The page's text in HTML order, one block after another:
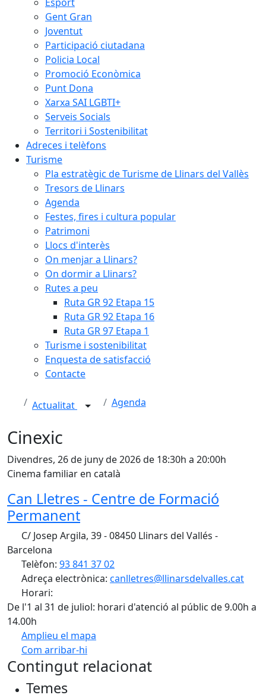
Gent Gran
Joventut
Participació ciutadana
Policia Local
Promoció Econòmica
Punt Dona
Xarxa SAI LGBTI+
Serveis Socials
Territori i Sostenibilitat
Adreces i telèfons
Turisme
Pla estratègic de Turisme de Llinars del Vallès
Tresors de Llinars
Agenda
Festes, fires i cultura popular
Patrimoni
Llocs d'interès
On menjar a Llinars?
On dormir a Llinars?
Rutes a peu
Ruta GR 92 Etapa 15
Ruta GR 92 Etapa 16
Ruta GR 97 Etapa 1
Turisme i sostenibilitat
Enquesta de satisfacció
Contacte
Actualitat Agenda
Cinexic
Divendres, 26 de juny de 2026 de 18:30h a 20:00h
Cinema familiar en català
Can Lletres - Centre de Formació
Permanent
C/ Josep Argila, 39 - 08450 Llinars del Vallés -
Barcelona
Telèfon: 93 841 37 02
Adreça electrònica: canlletres@llinarsdelvalles.cat
Horari:
De l'1 al 31 de juliol: horari d'atenció al públic de 9.00h a
14.00h
Amplieu el mapa
Com arribar-hi
+
Contingut relacionat
Temes